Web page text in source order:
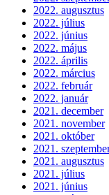
2022. augusztus
2022. július
2022. június
2022. május
2022. április
2022. március
2022. február
2022. január
2021. december
2021. november
2021. október
2021.
2021. augusztus
2021. július
2021. június